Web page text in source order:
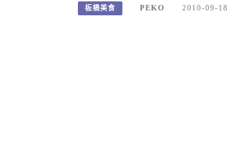
板橋美食 PEKO 2010-09-18